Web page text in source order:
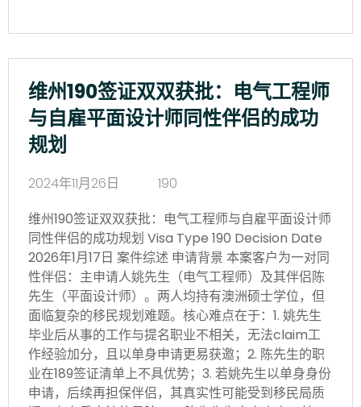
维州190签证双双获批：电气工程师
与自雇平面设计师同性伴侣的成功
规划
2024年11月26日
190
维州190签证双双获批：电气工程师与自雇平面设计师
同性伴侣的成功规划 Visa Type 190 Decision Date
2026年1月17日 案件综述 申请背景 本案客户为一对同
性伴侣：主申请人姚先生（电气工程师）及其伴侣陈
先生（平面设计师）。两人均持有澳洲硕士学位，但
面临复杂的移民规划难题。核心难点在于：1. 姚先生
毕业后从事的工作与提名职业不相关，无法claim工
作经验加分，且以单身申请更易获邀；2. 陈先生的职
业在189签证清单上不具优势；3. 若姚先生以单身身份
申请，后续再担保伴侣，其真实性可能受到移民局质